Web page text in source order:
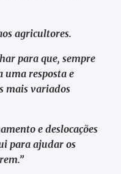
agricultores.
para que, sempre
uma resposta e
mais variados
e deslocações
para ajudar os